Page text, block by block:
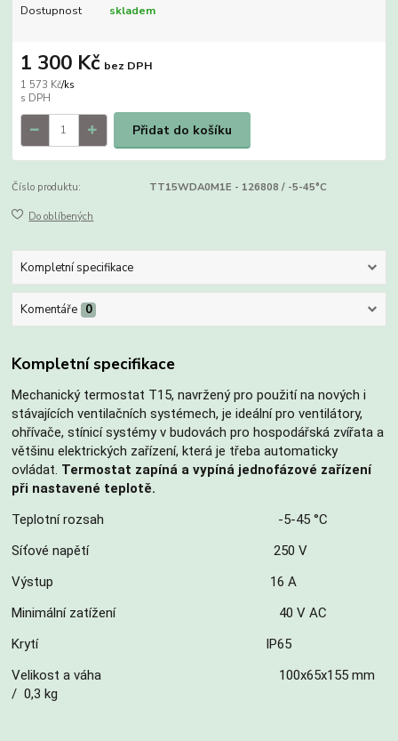
Dostupnost skladem
1 573 Kč/ks
1 300 Kč bez DPH
Přidat do košíku
Číslo produktu: TT15WDA0M1E - 126808 / -5-45°C
Do oblíbených
Kompletní specifikace
Komentáře 0
Kompletní specifikace
Mechanický termostat T15, navržený pro použití na nových i
stávajících ventilačních systémech, je ideální pro ventilátory,
ohřívače, stínicí systémy v budovách pro hospodářská zvířata a
většinu elektrických zařízení, která je třeba automaticky
ovládat. Termostat zapíná a vypíná jednofázové zařízení
při nastavené teplotě.
Teplotní rozsah -5-45 °C
Síťové napětí 250 V
Výstup 16 A
Minimální zatížení 40 V AC
Krytí IP65
Velikost a váha 100x65x155 mm
/ 0,3 kg